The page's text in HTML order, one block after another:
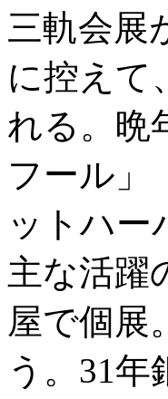
三軌会展
に控えて
れる。晩
フール」
ットハー
主な活躍
屋で個展
う。31年